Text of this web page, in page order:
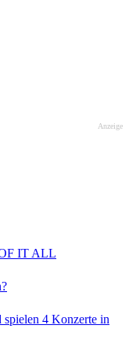
Anzeige
IT ALL
4 Konzerte in